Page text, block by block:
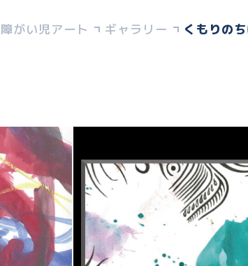
障がい児アート ギャラリー くもりの